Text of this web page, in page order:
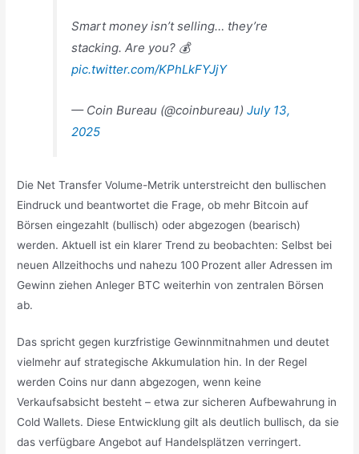
Smart money isn’t selling… they’re
stacking. Are you? 💰
pic.twitter.com/KPhLkFYJjY
— Coin Bureau (@coinbureau)July 13,
2025
Die Net Transfer Volume-Metrik unterstreicht den bullischen
Eindruck und beantwortet die Frage, ob mehr Bitcoin auf
Börsen eingezahlt (bullisch) oder abgezogen (bearisch)
werden. Aktuell ist ein klarer Trend zu beobachten: Selbst bei
neuen Allzeithochs und nahezu 100 Prozent aller Adressen im
Gewinn ziehen Anleger BTC weiterhin von zentralen Börsen
ab.
Das spricht gegen kurzfristige Gewinnmitnahmen und deutet
vielmehr auf strategische Akkumulation hin. In der Regel
werden Coins nur dann abgezogen, wenn keine
Verkaufsabsicht besteht – etwa zur sicheren Aufbewahrung in
Cold Wallets. Diese Entwicklung gilt als deutlich bullisch, da sie
das verfügbare Angebot auf Handelsplätzen verringert.